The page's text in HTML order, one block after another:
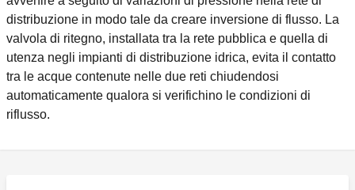
distribuzione in modo tale da creare inversione di flusso. La
valvola di ritegno, installata tra la rete pubblica e quella di
utenza negli impianti di distribuzione idrica, evita il contatto
tra le acque contenute nelle due reti chiudendosi
automaticamente qualora si verifichino le condizioni di
riflusso.